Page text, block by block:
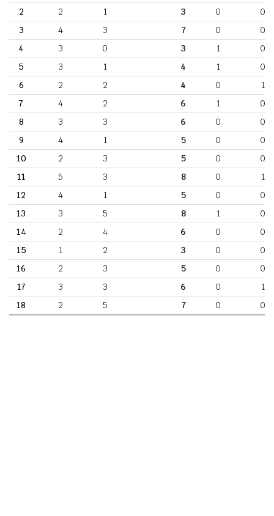
2
2 1 3 0
0
3
4 3 7 0
0
4
3 0 3 1
0
5
3 1 4 1
0
6
2 2 4 0
1
7
4 2 6 1
0
8
3 3 6 0
0
9
4 1 5 0
0
10
2 3 5 0
0
11
5 3 8 0
1
12
4 1 5 0
0
13
3 5 8 1
0
14
2 4 6 0
0
15
1 2 3 0
0
16
2 3 5 0
0
17
3 3 6 0
1
18
2 5 7 0 0